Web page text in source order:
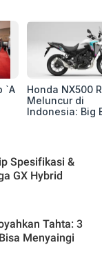
`A
Honda NX500
Meluncur di
Indonesia: Big
Juta
Spesifikasi &
GX Hybrid
Tahta: 3
Menyaingi